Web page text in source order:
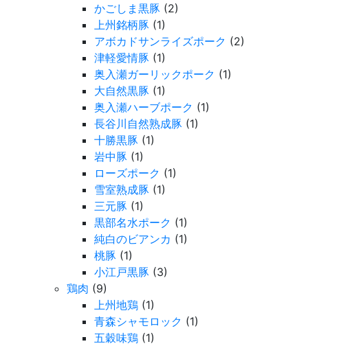
かごしま黒豚 (2)
上州銘柄豚 (1)
アボカドサンライズポーク (2)
津軽愛情豚 (1)
奥入瀬ガーリックポーク (1)
大自然黒豚 (1)
奥入瀬ハーブポーク (1)
長谷川自然熟成豚 (1)
十勝黒豚 (1)
岩中豚 (1)
ローズポーク (1)
雪室熟成豚 (1)
三元豚 (1)
黒部名水ポーク (1)
純白のビアンカ (1)
桃豚 (1)
小江戸黒豚 (3)
鶏肉 (9)
上州地鶏 (1)
青森シャモロック (1)
五穀味鶏 (1)